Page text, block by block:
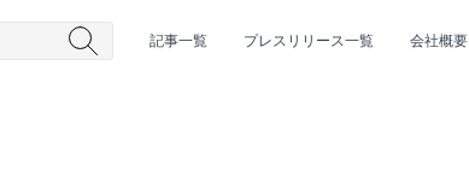
記事一覧 プレスリリース一覧 会社概要